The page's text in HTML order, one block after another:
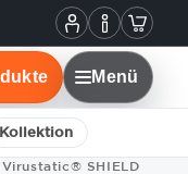
Mein
Konto
Informationen
Menü
Kollektion
SHIELD